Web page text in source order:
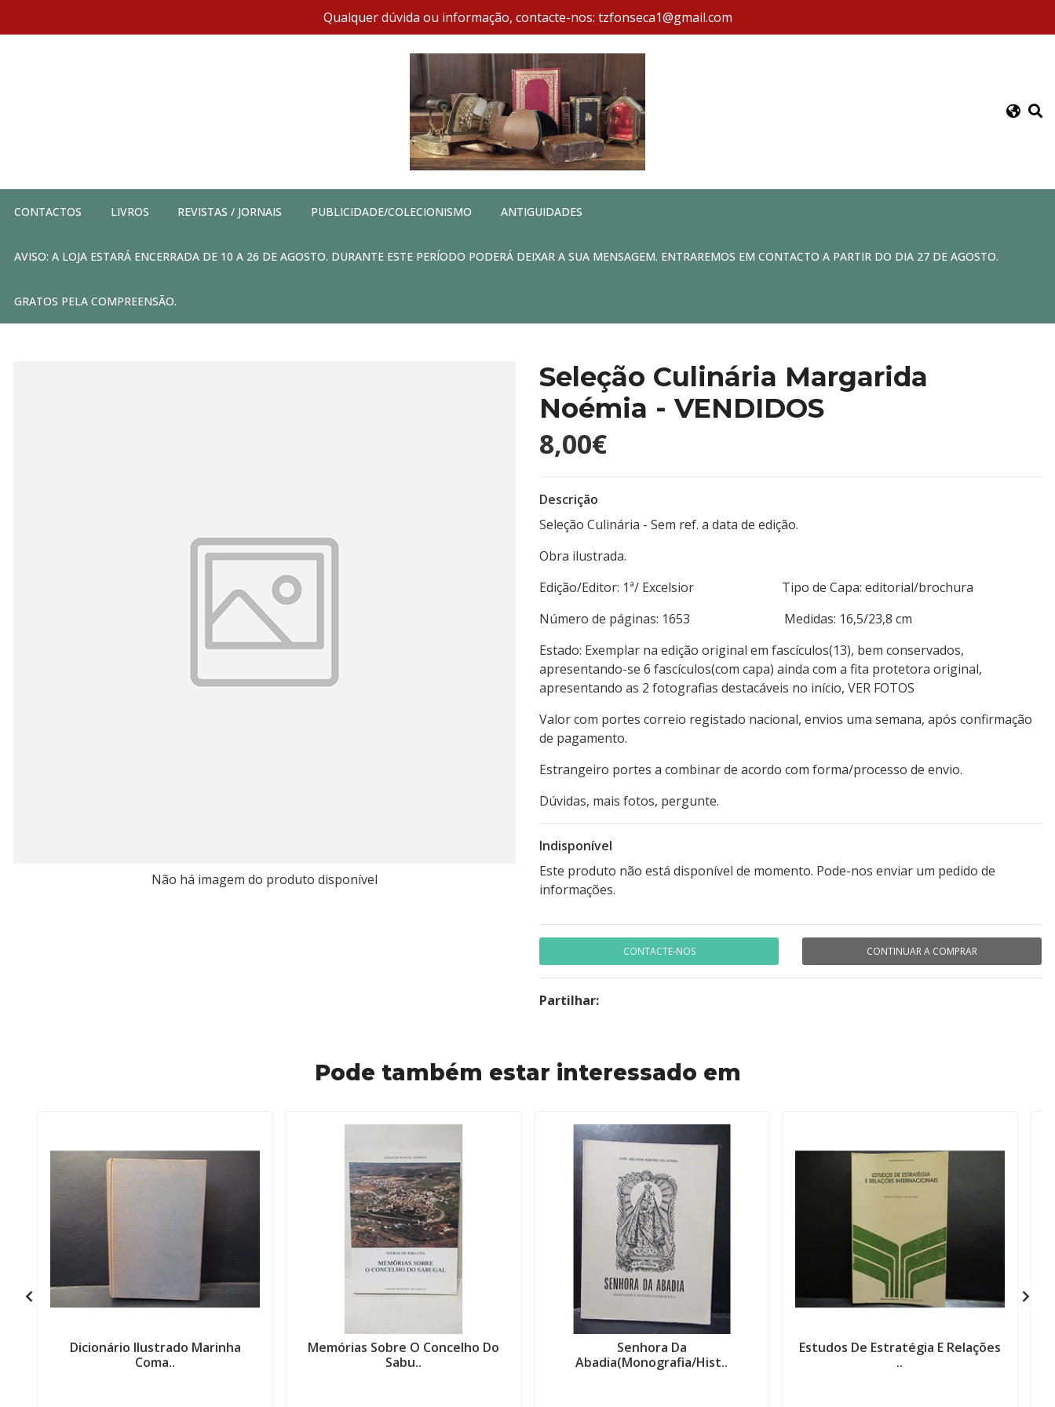
Qualquer dúvida ou informação, contacte-nos: tzfonseca1@gmail.com
CONTACTOS LIVROS REVISTAS / JORNAIS PUBLICIDADE/COLECIONISMO ANTIGUIDADES
AVISO: A LOJA ESTARÁ ENCERRADA DE 10 A 26 DE AGOSTO. DURANTE ESTE PERÍODO PODERÁ DEIXAR A SUA MENSAGEM. ENTRAREMOS EM CONTACTO A PARTIR DO DIA 27 DE AGOSTO.
GRATOS PELA COMPREENSÃO.
Não há imagem do produto disponível
Seleção Culinária Margarida
Noémia - VENDIDOS
8,00€
Descrição
Seleção Culinária - Sem ref. a data de edição.
Obra ilustrada.
Edição/Editor: 1ª/ Excelsior Tipo de Capa: editorial/brochura
Número de páginas: 1653 Medidas: 16,5/23,8 cm
Estado: Exemplar na edição original em fascículos(13), bem conservados,
apresentando-se 6 fascículos(com capa) ainda com a fita protetora original,
apresentando as 2 fotografias destacáveis no início, VER FOTOS
Valor com portes correio registado nacional, envios uma semana, após confirmação
de pagamento.
Estrangeiro portes a combinar de acordo com forma/processo de envio.
Dúvidas, mais fotos, pergunte.
Indisponível
Este produto não está disponível de momento. Pode-nos enviar um pedido de
informações.
CONTACTE-NOS CONTINUAR A COMPRAR
Partilhar:
Pode também estar interessado em
Dicionário Ilustrado Marinha
Coma..
Memórias Sobre O Concelho Do
Sabu..
Senhora Da
Abadia(Monografia/Hist..
Estudos De Estratégia E Relações
..